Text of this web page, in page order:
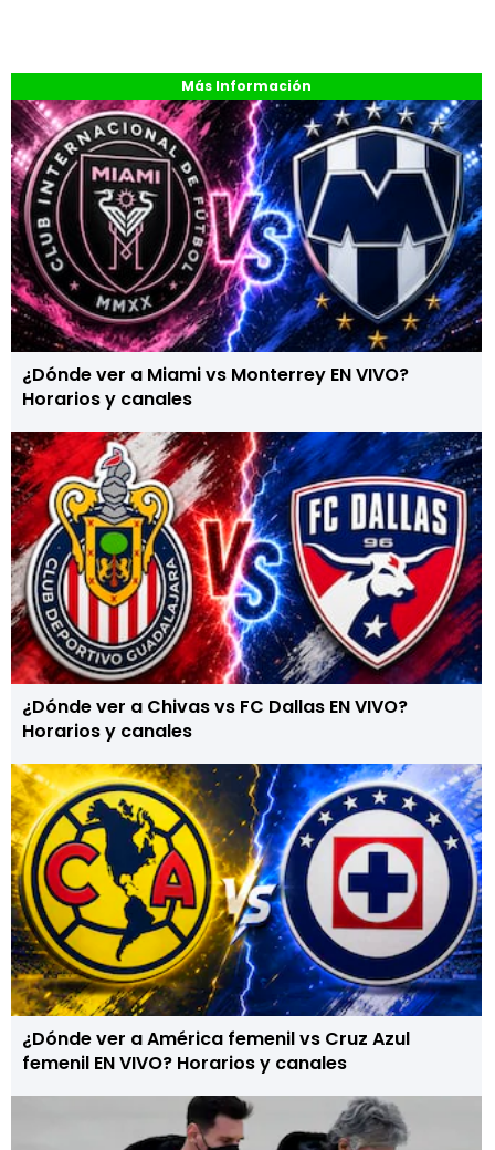
Más Información
¿Dónde ver a Miami vs Monterrey EN VIVO?
Horarios y canales
¿Dónde ver a Chivas vs FC Dallas EN VIVO?
Horarios y canales
¿Dónde ver a América femenil vs Cruz Azul
femenil EN VIVO? Horarios y canales